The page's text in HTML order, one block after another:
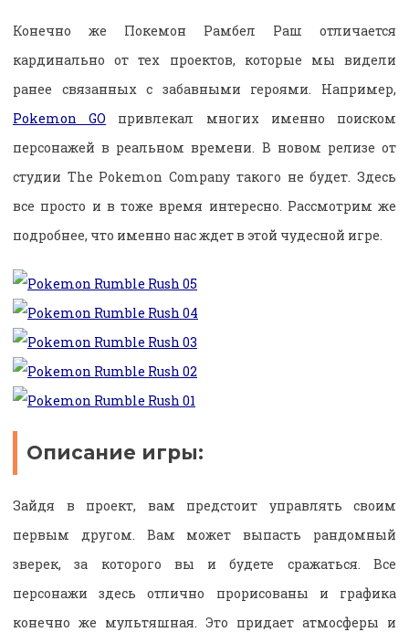
Конечно же Покемон Рамбел Раш отличается
кардинально от тех проектов, которые мы видели
ранее связанных с забавными героями. Например,
Pokemon GO привлекал многих именно поиском
персонажей в реальном времени. В новом релизе от
студии The Pokemon Company такого не будет. Здесь
все просто и в тоже время интересно. Рассмотрим же
подробнее, что именно нас ждет в этой чудесной игре.
Описание игры:
Зайдя в проект, вам предстоит управлять своим
первым другом. Вам может выпасть рандомный
зверек, за которого вы и будете сражаться. Все
персонажи здесь отлично прорисованы и графика
конечно же мультяшная. Это придает атмосферы и